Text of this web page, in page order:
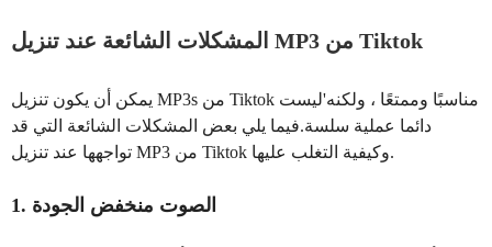
المشكلات الشائعة عند تنزيل MP3 من Tiktok
يمكن أن يكون تنزيل MP3s من Tiktok مناسبًا وممتعًا ، ولكنه'ليست
دائما عملية سلسة.فيما يلي بعض المشكلات الشائعة التي قد
تواجهها عند تنزيل MP3 من Tiktok وكيفية التغلب عليها.
1. الصوت منخفض الجودة